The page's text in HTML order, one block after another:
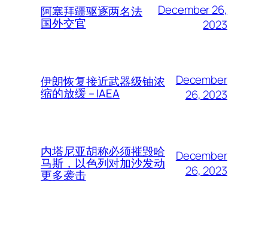
阿塞拜疆驱逐两名法
国外交官
December 26,
2023
伊朗恢复接近武器级铀浓
缩的放缓 – IAEA
December
26, 2023
内塔尼亚胡称必须摧毁哈
马斯，以色列对加沙发动
更多袭击
December
26, 2023